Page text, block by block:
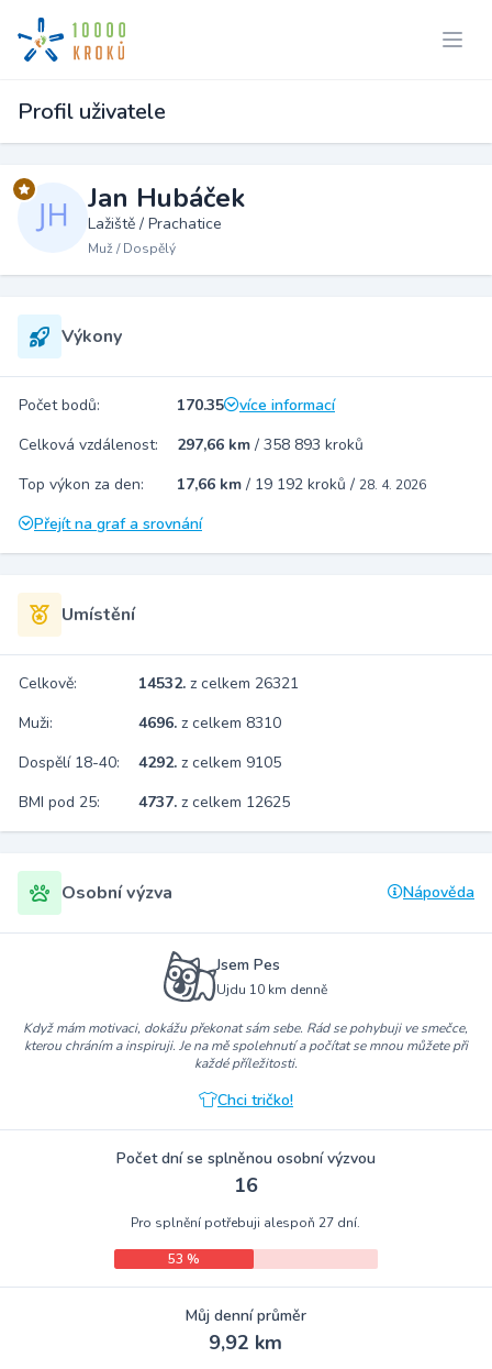
Profil uživatele
Jan Hubáček
Lažiště / Prachatice
Muž / Dospělý
Výkony
Počet bodů: 170.35
více informací
Celková vzdálenost:
297,66 km / 358 893 kroků
Top výkon za den:
17,66 km / 19 192 kroků / 28. 4. 2026
Přejít na graf a srovnání
Umístění
Celkově: 14532. z celkem 26321
Muži:
4696. z celkem 8310
Dospělí 18-40:
4292. z celkem 9105
BMI pod 25:
4737. z celkem 12625
Osobní výzva Nápověda
Jsem Pes
Ujdu 10 km denně
Když mám motivaci, dokážu překonat sám sebe. Rád se pohybuji ve smečce,
kterou chráním a inspiruji. Je na mě spolehnutí a počítat se mnou můžete při
každé příležitosti.
Chci tričko!
Počet dní se splněnou osobní výzvou
16
Pro splnění potřebuji alespoň 27 dní.
53 %
Můj denní průměr
9,92 km